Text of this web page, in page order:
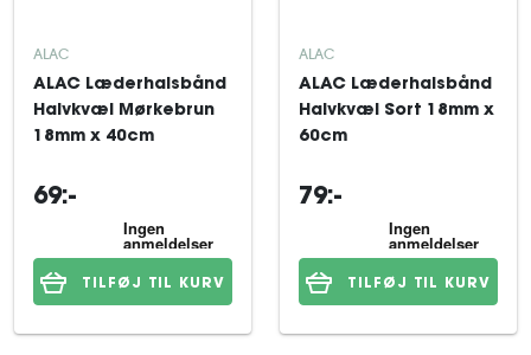
ALAC
ALAC Læderhalsbånd
Halvkvæl Mørkebrun
18mm x 40cm
69:-
TILFØJ TIL KURV
ALAC
ALAC Læderhalsbånd
Halvkvæl Sort 18mm x
60cm
79:-
TILFØJ TIL KURV